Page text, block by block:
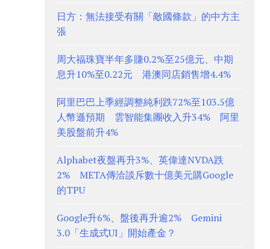
日方：無法接受有關「敵國條款」的中方主
張
周大福珠寶半年多賺0.2%至25億元、中期
息升10%至0.22元 港澳同店銷售增4.4%
阿里巴巴上季經調整純利跌72%至103.5億
人幣遜預期 雲智能集團收入升34% 阿里
美股盤前升4%
Alphabet夜盤再升3%、英偉達NVDA跌
2% META傳洽談斥數十億美元購Google
的TPU
Google升6%、盤後再升逾2% Gemini
3.0「生成式UI」開始產金？